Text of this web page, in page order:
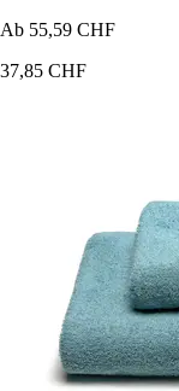
Ab 55,59 CHF
37,85 CHF